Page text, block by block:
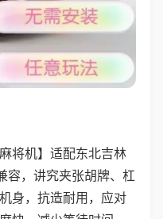
将机】适配东北吉林
容，讲究夹张胡牌、杠
身，抗造耐用，应对